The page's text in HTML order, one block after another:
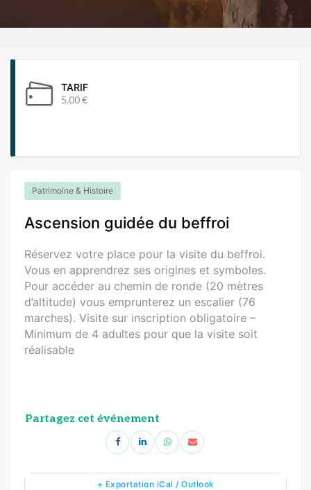
TARIF
5.00 €
Patrimoine & Histoire
Ascension guidée du beffroi
Réservez votre place pour la visite du beffroi.
Vous en apprendrez ses origines et symboles.
Pour accéder au chemin de ronde (20 mètres
d’altitude) vous emprunterez un escalier (76
marches). Visite sur inscription obligatoire –
Minimum de 4 adultes pour que la visite soit
réalisable
Partagez cet événement
+ Exportation iCal / Outlook